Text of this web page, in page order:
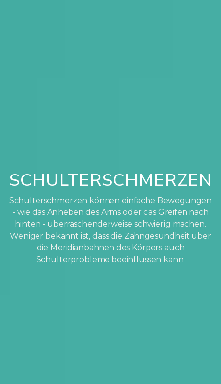
SCHULTERSCHMERZEN
Schulterschmerzen können einfache Bewegungen
- wie das Anheben des Arms oder das Greifen nach
hinten - überraschenderweise schwierig machen.
Weniger bekannt ist, dass die Zahngesundheit über
die Meridianbahnen des Körpers auch
Schulterprobleme beeinflussen kann.